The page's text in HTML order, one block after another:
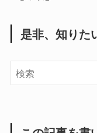
是非、知りた